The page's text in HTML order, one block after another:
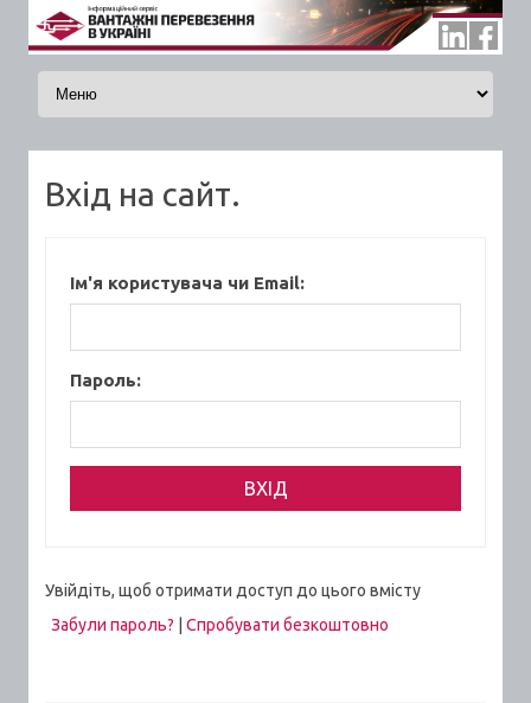
Skip to content
Вхід на сайт.
Ім'я користувача чи Email:
Пароль:
Увійдіть, щоб отримати доступ до цього вмісту
Забули пароль?
Спробувати безкоштовно